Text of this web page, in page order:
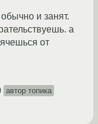
и занят.
а
от
автор топика